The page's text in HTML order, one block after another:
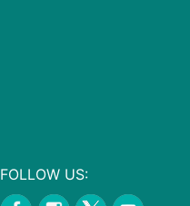
FOLLOW US: